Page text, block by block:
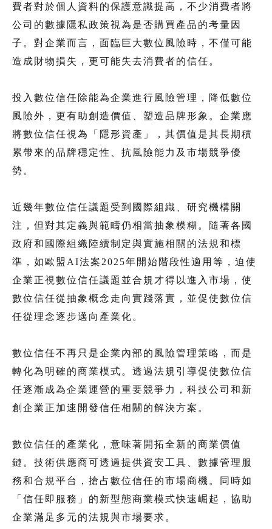
費者對於個人資料的保護意識提高，不少消費者將
公司的數據隱私政策視為是否購買產品的考量因
子。對企業而言，面臨巨大數位風險時，不僅可能
造成財物損失，更可能失去消費者的信任。
投入數位信任除能為企業進行風險管理，降低數位
風險外，更有助創造價值、塑造品牌形象。企業應
將數位信任視為「隱形資產」，其價值是其長期積
累帶來的品牌穩定性、抗風險能力及市場競爭優
勢。
近幾年數位信任議題受到國際組織、研究機構關
注，但對其定義與範疇仍相當抽象模糊。隨著各國
政府和國際組織陸續制定與實施相關的法規和標
準，如歐盟AI法案2025年開始階段性適用等，迫使
企業正視數位信任議題並合規才得以進入市場，使
數位信任從抽象概念走向實踐落實，並促使數位信
任從理念逐步邁向產業化。
數位信任不再只是企業內部的風險管理策略，而是
轉化為明確的商業模式。透過法規引導促使數位信
任逐漸成為企業運營的重要競爭力，科技公司和新
創企業正加速開發信任相關的解決方案。
數位信任的產業化，意味著開拓全新的商業價值
鏈。技術供應商可透過提供資安工具、數據管理服
務和合規平台，搶占數位信任的市場商機。同時如
「信任即服務」的新型態商業模式快速崛起，協助
企業滿足多元的法規與市場要求。